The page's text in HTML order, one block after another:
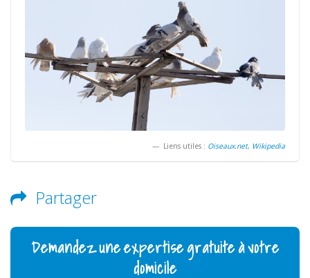
Liens utiles : Oiseaux.net, Wikipedia
Partager
Demandez une expertise gratuite à votre
domicile